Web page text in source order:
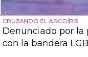
CRUZANDO EL ARCOÍRIS
Denunciado por la
con la bandera